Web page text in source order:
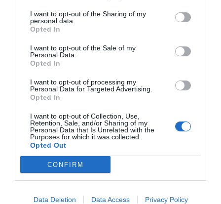
I want to opt-out of the Sharing of my
personal data.
Opted In
I want to opt-out of the Sale of my
Personal Data.
Opted In
I want to opt-out of processing my
Personal Data for Targeted Advertising.
Opted In
I want to opt-out of Collection, Use,
Retention, Sale, and/or Sharing of my
Personal Data that Is Unrelated with the
Purposes for which it was collected.
Opted Out
CONFIRM
Data Deletion Data Access Privacy Policy